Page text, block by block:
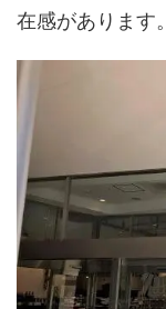
在感があります。